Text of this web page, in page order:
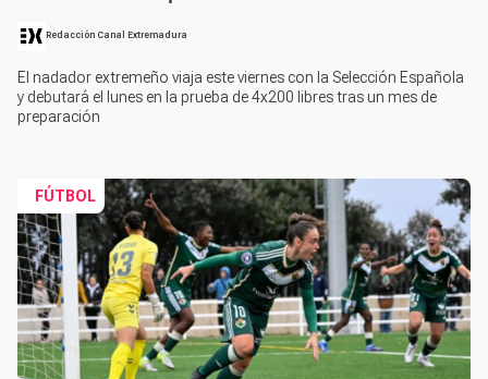
Redacción Canal Extremadura
El nadador extremeño viaja este viernes con la Selección Española
y debutará el lunes en la prueba de 4x200 libres tras un mes de
preparación
FÚTBOL